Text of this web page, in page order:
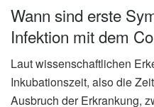
Wann sind erste
Infektion mit dem
Laut wissenschaftlichen
Inkubationszeit, also die
Ausbruch der Erkrankung,